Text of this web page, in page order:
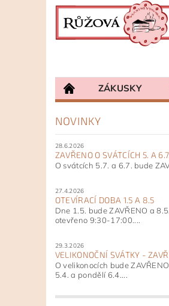
ZÁKUSKY
NOVINKY
28.6.2026
ZAVŘENO O SVÁTCÍCH 5. A 6.7.
O svátcích 5.7. a 6.7. bude
27.4.2026
OTEVÍRACÍ DOBA 1.5 A 8.5
Dne 1.5. bude ZAVŘENO a
otevřeno 9:30-17:00....
29.3.2026
VELIKONOČNÍ SVÁTKY -
O velikonocích bude
5.4. a pondělí 6.4....